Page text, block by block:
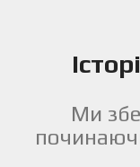
Ми